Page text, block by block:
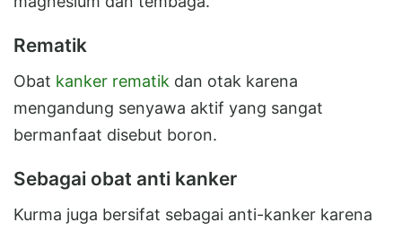
Rematik
Obat kanker rematik dan otak karena
mengandung senyawa aktif yang sangat
bermanfaat disebut boron.
Sebagai obat anti kanker
Kurma juga bersifat sebagai anti-kanker karena